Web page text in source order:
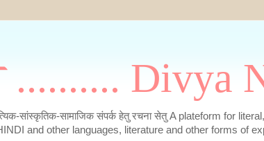
.......... Divya
सांस्कृतिक-सामाजिक संपर्क हेतु रचना सेतु A plateform for
and other languages, literature and other forms of